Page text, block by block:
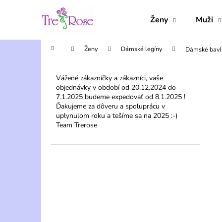
Ženy Muži
Domů Ženy Dámské legíny Dámské
Vážené zákazníčky a zákazníci, vaše
objednávky v období od 20.12.2024 do
7.1.2025 budeme expedovať od 8.1.2025 !
Ďakujeme za dôveru a spoluprácu v
uplynulom roku a tešíme sa na 2025 :-)
Team Trerose
Zpět
do
Zpět
do